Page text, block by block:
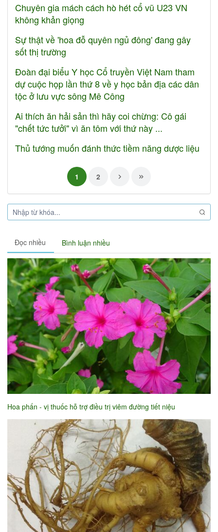
Chuyên gia mách cách hò hét cổ vũ U23 VN
không khản giọng
Sự thật về 'hoa đỗ quyên ngủ đông' đang gây
sốt thị trường
Đoàn đại biểu Y học Cổ truyền Việt Nam tham
dự cuộc họp lần thứ 8 về y học bản địa các dân
tộc ở lưu vực sông Mê Công
Ai thích ăn hải sản thì hãy coi chừng: Cô gái
"chết tức tưởi" vì ăn tôm với thứ này ...
Thủ tướng muốn đánh thức tiềm năng dược liệu
1 2
Đọc nhiều Bình luận nhiều
Hoa phấn - vị thuốc hỗ trợ điều trị viêm đường tiết niệu